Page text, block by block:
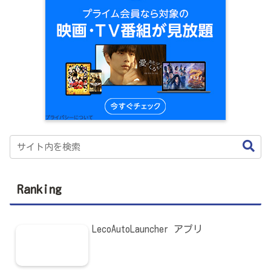
Ranking
LecoAutoLauncher アプリ